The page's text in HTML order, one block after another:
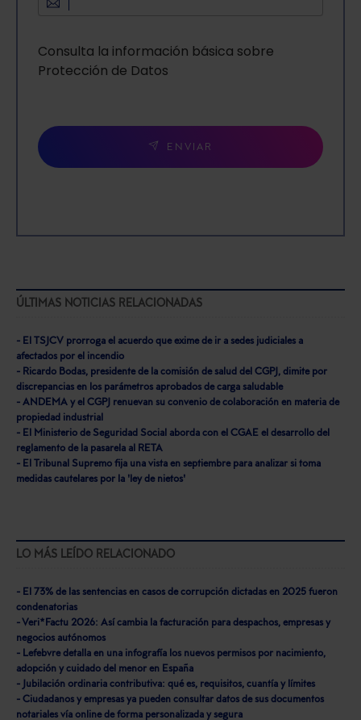
Consulta la información básica sobre
Protección de Datos
ENVIAR
ÚLTIMAS NOTICIAS RELACIONADAS
- El TSJCV prorroga el acuerdo que exime de ir a sedes judiciales a
afectados por el incendio
- Ricardo Bodas, presidente de la comisión de salud del CGPJ, dimite por
discrepancias en los parámetros aprobados de carga saludable
- ANDEMA y el CGPJ renuevan su convenio de colaboración en materia de
propiedad industrial
- El Ministerio de Seguridad Social aborda con el CGAE el desarrollo del
reglamento de la pasarela al RETA
- El Tribunal Supremo fija una vista en septiembre para analizar si toma
medidas cautelares por la 'ley de nietos'
LO MÁS LEÍDO RELACIONADO
- El 73% de las sentencias en casos de corrupción dictadas en 2025 fueron
condenatorias
- Veri*Factu 2026: Así cambia la facturación para despachos, empresas y
negocios autónomos
- Lefebvre detalla en una infografía los nuevos permisos por nacimiento,
adopción y cuidado del menor en España
- Jubilación ordinaria contributiva: qué es, requisitos, cuantía y límites
- Ciudadanos y empresas ya pueden consultar datos de sus documentos
notariales vía online de forma personalizada y segura